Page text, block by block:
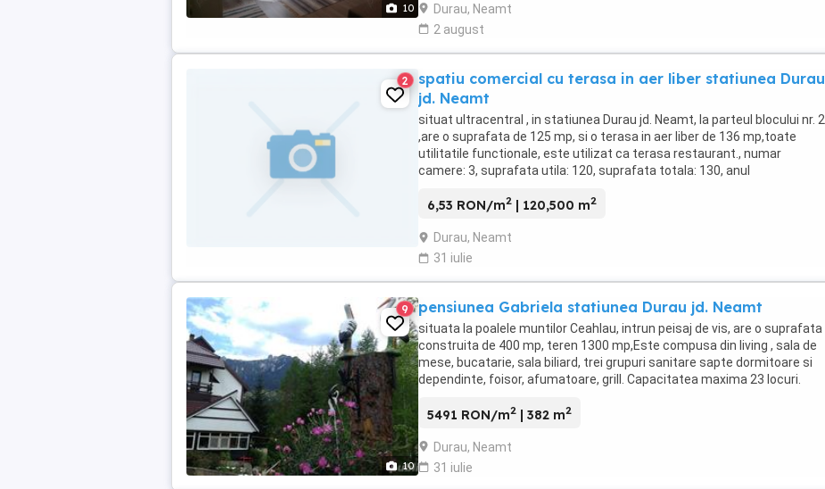
10
Durau, Neamt
2 august
2
spatiu comercial cu terasa in aer liber statiunea Durau
jd. Neamt
situat ultracentral , in statiunea Durau jd. Neamt, la parteul blocului nr. 2
,are o suprafata de 125 mp, si o terasa in aer liber de 136 mp,toate
utilitatile functionale, este utilizat ca terasa restaurant., numar
camere: 3, suprafata utila: 120, suprafata totala: 130, anul
6,53 RON/m2 | 120,500 m2
Durau, Neamt
31 iulie
10
9 pensiunea Gabriela statiunea Durau jd. Neamt
situata la poalele muntilor Ceahlau, intrun peisaj de vis, are o suprafata
construita de 400 mp, teren 1300 mp,Este compusa din living , sala de
mese, bucatarie, sala biliard, trei grupuri sanitare sapte dormitoare si
dependinte, foisor, afumatoare, grill. Capacitatea maxima 23 locuri.
5491 RON/m2 | 382 m2
Durau, Neamt
31 iulie